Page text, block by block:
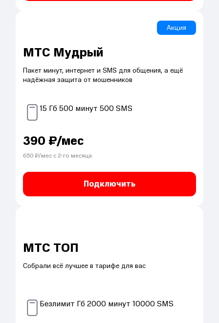
Акция
МТС Мудрый
Пакет минут, интернет и SMS для общения, а ещё
надёжная защита от мошенников
15 Гб 500 минут 500SMS
390 ₽/мес
650 ₽/мес с 2-го месяца
Подключить
МТС ТОП
Собрали всё лучшее в тарифе для вас
Безлимит Гб 2000 минут 10000SMS